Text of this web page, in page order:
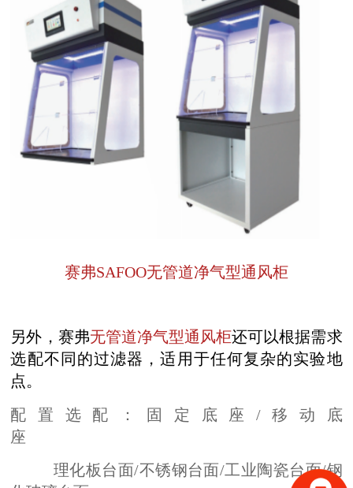
赛弗SAFOO无管道净气型通风柜
另外，赛弗无管道净气型通风柜还可以根据需求
选配不同的过滤器，适用于任何复杂的实验地
点。
配置选配：固定底座/移动底
座
理化板台面/不锈钢台面/工业陶瓷台面/钢